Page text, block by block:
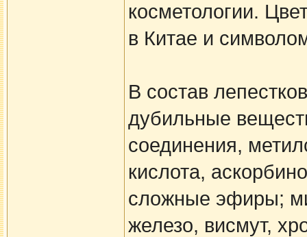
косметологии.
в Китае и
В состав
дубильные
соединения,
кислота,
сложные эфиры;
железо, висмут,